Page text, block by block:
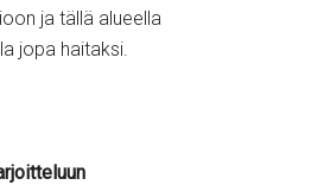
ja tällä alueella
jopa haitaksi.